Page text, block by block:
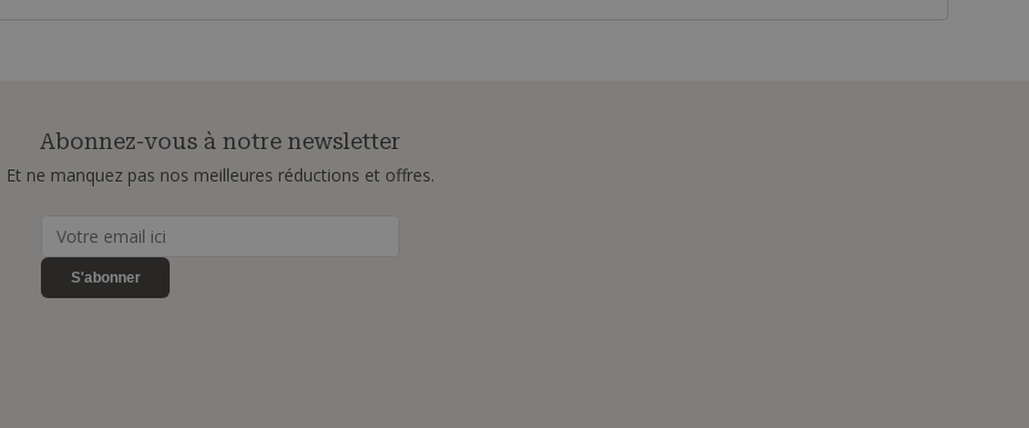
Abonnez-vous à notre newsletter
Et ne manquez pas nos meilleures réductions et offres.
S'abonner